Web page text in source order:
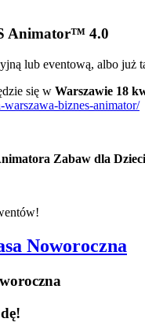
Animator™ 4.0
lub eventową, albo
się w Warszawie 18
biznes-animator/
Zabaw dla
Noworoczna